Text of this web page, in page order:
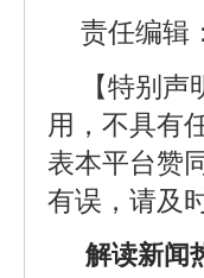
责任编辑
【特别
用，不具有
表本平台赞
有误，请及
解读新闻